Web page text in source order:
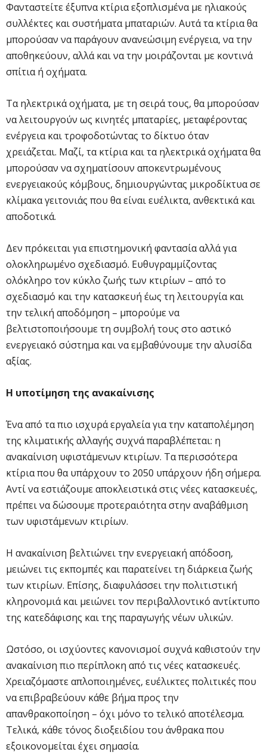
Φανταστείτε έξυπνα κτίρια εξοπλισμένα με ηλιακούς
συλλέκτες και συστήματα μπαταριών. Αυτά τα κτίρια θα
μπορούσαν να παράγουν ανανεώσιμη ενέργεια, να την
αποθηκεύουν, αλλά και να την μοιράζονται με κοντινά
σπίτια ή οχήματα.
Τα ηλεκτρικά οχήματα, με τη σειρά τους, θα μπορούσαν
να λειτουργούν ως κινητές μπαταρίες, μεταφέροντας
ενέργεια και τροφοδοτώντας το δίκτυο όταν
χρειάζεται. Μαζί, τα κτίρια και τα ηλεκτρικά οχήματα θα
μπορούσαν να σχηματίσουν αποκεντρωμένους
ενεργειακούς κόμβους, δημιουργώντας μικροδίκτυα σε
κλίμακα γειτονιάς που θα είναι ευέλικτα, ανθεκτικά και
αποδοτικά.
Δεν πρόκειται για επιστημονική φαντασία αλλά για
ολοκληρωμένο σχεδιασμό. Ευθυγραμμίζοντας
ολόκληρο τον κύκλο ζωής των κτιρίων – από το
σχεδιασμό και την κατασκευή έως τη λειτουργία και
την τελική αποδόμηση – μπορούμε να
βελτιστοποιήσουμε τη συμβολή τους στο αστικό
ενεργειακό σύστημα και να εμβαθύνουμε την αλυσίδα
αξίας.
Η υποτίμηση της ανακαίνισης
Ένα από τα πιο ισχυρά εργαλεία για την καταπολέμηση
της κλιματικής αλλαγής συχνά παραβλέπεται: η
ανακαίνιση υφιστάμενων κτιρίων. Τα περισσότερα
κτίρια που θα υπάρχουν το 2050 υπάρχουν ήδη σήμερα.
Αντί να εστιάζουμε αποκλειστικά στις νέες κατασκευές,
πρέπει να δώσουμε προτεραιότητα στην αναβάθμιση
των υφιστάμενων κτιρίων.
Η ανακαίνιση βελτιώνει την ενεργειακή απόδοση,
μειώνει τις εκπομπές και παρατείνει τη διάρκεια ζωής
των κτιρίων. Επίσης, διαφυλάσσει την πολιτιστική
κληρονομιά και μειώνει τον περιβαλλοντικό αντίκτυπο
της κατεδάφισης και της παραγωγής νέων υλικών.
Ωστόσο, οι ισχύοντες κανονισμοί συχνά καθιστούν την
ανακαίνιση πιο περίπλοκη από τις νέες κατασκευές.
Χρειαζόμαστε απλοποιημένες, ευέλικτες πολιτικές που
να επιβραβεύουν κάθε βήμα προς την
απανθρακοποίηση – όχι μόνο το τελικό αποτέλεσμα.
Τελικά, κάθε τόνος διοξειδίου του άνθρακα που
εξοικονομείται έχει σημασία.